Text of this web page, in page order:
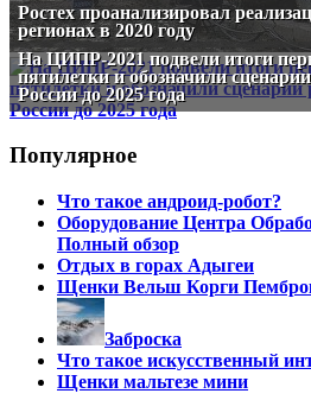
Ростех проанализировал
регионах в 2020 году
На ЦИПР-2021 подвели итоги
пятилетки и обозначили
России до 2025 года
Популярное
Что такое андроид-робот?
Оборудование Центра
Полный обзор
Отдых в горах Адыгеи
Щенки Вельш Корги
Заброска
Что такое искусственный
Щенки мальтезе мини